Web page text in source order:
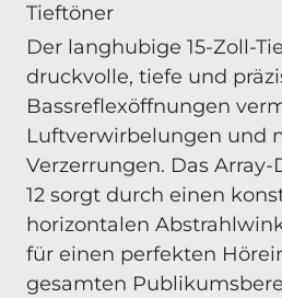
Tieftöner
Der langhubige 15-Zoll-
druckvolle, tiefe und
Bassreflexöffnungen
Luftverwirbelungen und
Verzerrungen. Das Array-
12 sorgt durch einen
horizontalen
für einen perfekten
gesamten